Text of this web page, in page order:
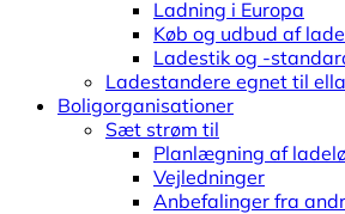
Ladning i Europa
Køb og udbud af
Ladestik og -
Ladestandere egnet til
Boligorganisationer
Sæt strøm til
Planlægning af
Vejledninger
Anbefalinger fra